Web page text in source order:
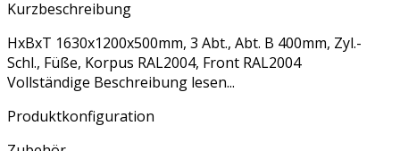
Kurzbeschreibung
HxBxT 1630x1200x500mm, 3 Abt., Abt. B 400mm, Zyl.-
Schl., Füße, Korpus RAL2004, Front RAL2004
Vollständige Beschreibung lesen...
Produktkonfiguration